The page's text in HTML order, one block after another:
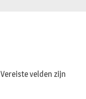
Vereiste velden zijn